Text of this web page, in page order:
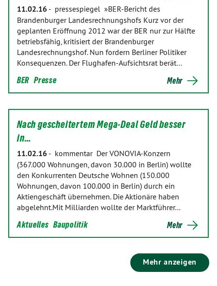
11.02.16 - pressespiegel »BER-Bericht des
Brandenburger Landesrechnungshofs Kurz vor der
geplanten Eröffnung 2012 war der BER nur zur Hälfte
betriebsfähig, kritisiert der Brandenburger
Landesrechnungshof. Nun fordern Berliner Politiker
Konsequenzen. Der Flughafen-Aufsichtsrat berät…
BER Presse Mehr
Nach gescheitertem Mega-Deal Geld besser
in…
11.02.16 - kommentar Der VONOVIA-Konzern
(367.000 Wohnungen, davon 30.000 in Berlin) wollte
den Konkurrenten Deutsche Wohnen (150.000
Wohnungen, davon 100.000 in Berlin) durch ein
Aktiengeschäft übernehmen. Die Aktionäre haben
abgelehnt.Mit Milliarden wollte der Marktführer…
Aktuelles Baupolitik Mehr
Mehr anzeigen